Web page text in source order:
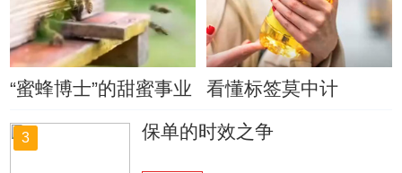
“蜜蜂博士”的甜蜜事业 看懂标签莫中计
3 保单的时效之争